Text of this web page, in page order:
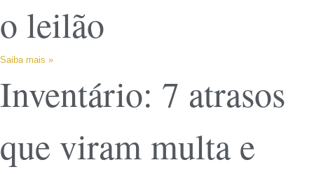
o leilão
Saiba mais »
Inventário: 7 atrasos
que viram multa e